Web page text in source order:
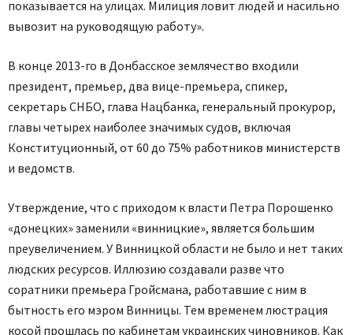
показывается на улицах. Милиция ловит людей и насильно
вывозит на руководящую работу».
В конце 2013-го в Донбасское землячество входили
президент, премьер, два вице-премьера, спикер,
секретарь СНБО, глава Нацбанка, генеральный прокурор,
главы четырех наиболее значимых судов, включая
Конституционный, от 60 до 75% работников министерств
и ведомств.
Утверждение, что с приходом к власти Петра Порошенко
«донецких» заменили «винницкие», является большим
преувеличением. У Винницкой области не было и нет таких
людских ресурсов. Иллюзию создавали разве что
соратники премьера Гройсмана, работавшие с ним в
бытность его мэром Винницы. Тем временем люстрация
косой прошлась по кабинетам украинских чиновников. Как